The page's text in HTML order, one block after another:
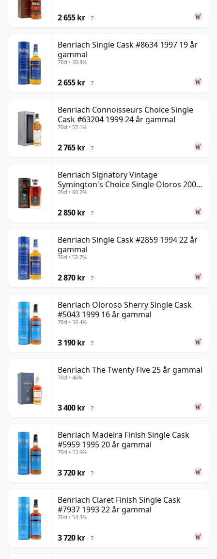
2 655 kr ?
Benriach Single Cask #8634 1997 19 år
gammal
70cl • 50.8%
2 655 kr ?
Benriach Connoisseurs Choice Single
Cask #63204 1999 24 år gammal
70cl • 57.1%
2 765 kr ?
Benriach Signatory Vintage
Symington's Choice Single Oloros 2000
25 år gammal
70cl • 60.2%
2 850 kr ?
Benriach Single Cask #2859 1994 22 år
gammal
70cl • 52.7%
2 870 kr ?
Benriach Oloroso Sherry Single Cask
#5043 1999 16 år gammal
70cl • 56.4%
3 190 kr ?
Benriach The Twenty Five 25 år gammal
70cl • 46%
3 400 kr ?
Benriach Madeira Finish Single Cask
#5959 1995 20 år gammal
70cl • 53.9%
3 720 kr ?
Benriach Claret Finish Single Cask
#7937 1993 22 år gammal
70cl • 54.3%
3 720 kr ?